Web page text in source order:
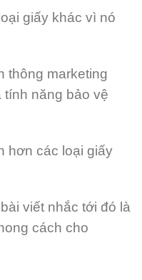
giấy khác vì nó
thông marketing
tính năng bảo vệ
hơn các loại giấy
viết nhắc tới đó là
cách cho